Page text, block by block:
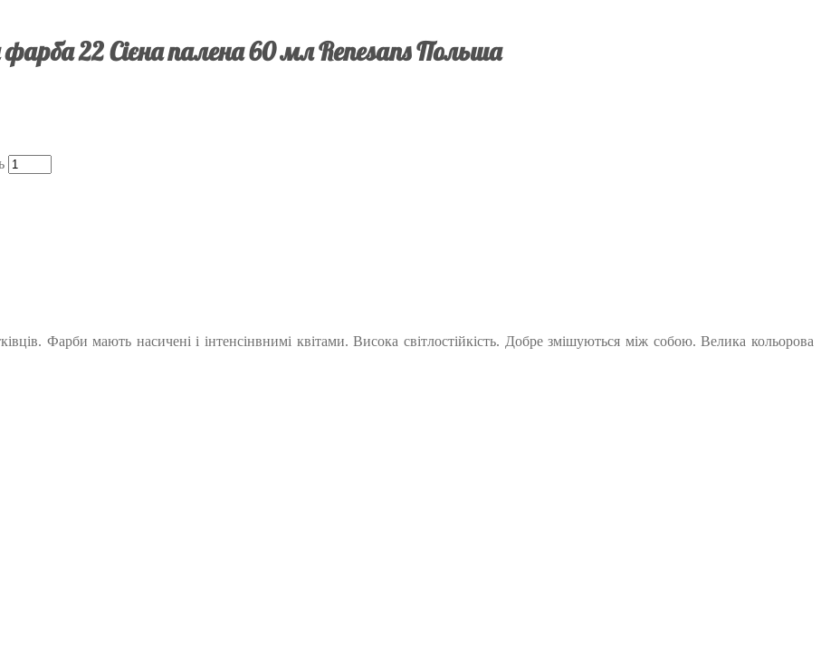
22 Сієна палена 60 мл Renesans Польша
Фарби мають насичені і інтенсінвнимі квітами. Висока світлостійкість. Добре змішуються між собою. Велика кольорова